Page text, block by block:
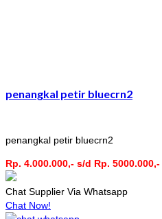
penangkal petir bluecrn2
penangkal petir bluecrn2
Rp. 4.000.000,- s/d Rp. 5000.000,-
Chat Supplier Via Whatsapp
Chat Now!